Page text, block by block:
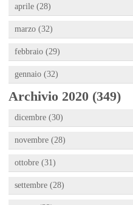
aprile (28)
marzo (32)
febbraio (29)
gennaio (32)
Archivio 2020 (349)
dicembre (30)
novembre (28)
ottobre (31)
settembre (28)